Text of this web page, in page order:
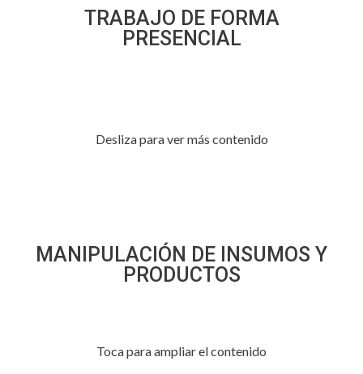
TRABAJO DE FORMA
PRESENCIAL
Desliza para ver más contenido
MANIPULACIÓN DE INSUMOS Y
PRODUCTOS
Toca para ampliar el contenido